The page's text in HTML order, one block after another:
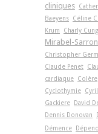
cliniques
Baeyens Céline
Krum
Charly
Mirabel-Sarron
Christopher
Claude Penet
cardiaque Colère
Cyclothymie
Gackiere
David
Dennis Donovan
Démence